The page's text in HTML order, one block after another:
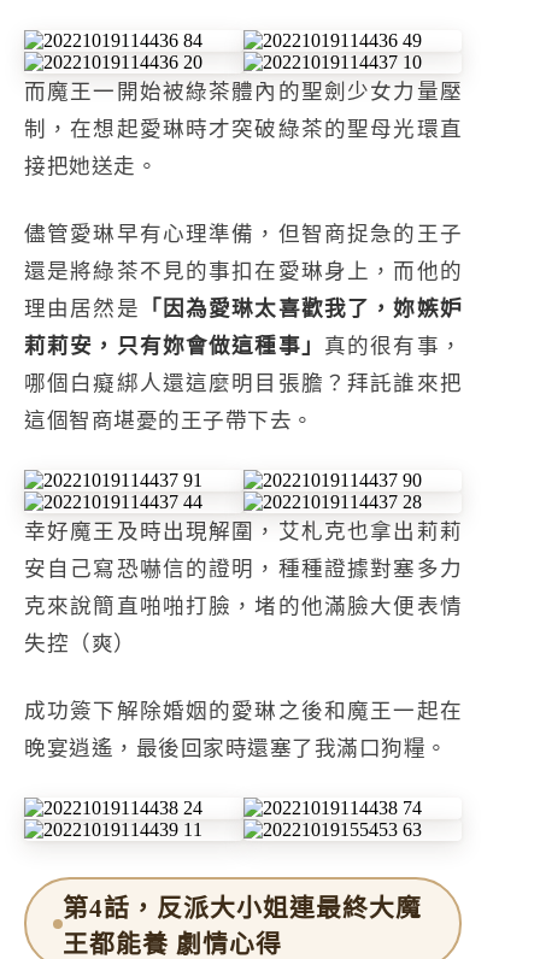
而魔王一開始被綠茶體內的聖劍少女力量壓
制，在想起愛琳時才突破綠茶的聖母光環直
接把她送走。
儘管愛琳早有心理準備，但智商捉急的王子
還是將綠茶不見的事扣在愛琳身上，而他的
理由居然是 「因為愛琳太喜歡我了，妳嫉妒
莉莉安，只有妳會做這種事」 真的很有事，
哪個白癡綁人還這麼明目張膽？拜託誰來把
這個智商堪憂的王子帶下去。
幸好魔王及時出現解圍，艾札克也拿出莉莉
安自己寫恐嚇信的證明，種種證據對塞多力
克來說簡直啪啪打臉，堵的他滿臉大便表情
失控（爽）
成功簽下解除婚姻的愛琳之後和魔王一起在
晚宴逍遙，最後回家時還塞了我滿口狗糧。
第4話，反派大小姐連最終大魔
王都能養 劇情心得